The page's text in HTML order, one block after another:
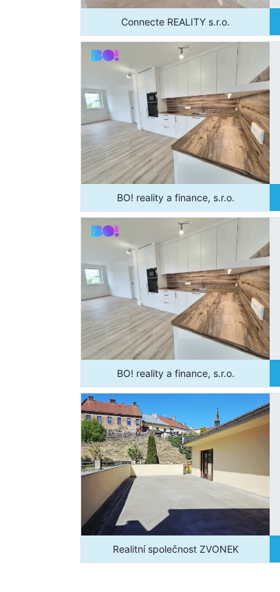
Connecte REALITY s.r.o.
BO! reality a finance, s.r.o.
BO! reality a finance, s.r.o.
Realitní společnost ZVONEK